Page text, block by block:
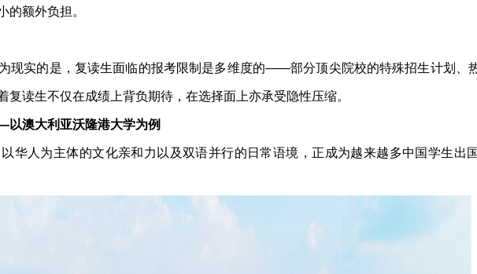
的额外负担。
现实的是，复读生面临的报考限制是多维度的——部分顶尖院校的特殊招生计划、
读生不仅在成绩上背负期待，在选择面上亦承受隐性压缩。
澳大利亚沃隆港大学为例
华人为主体的文化亲和力以及双语并行的日常语境，正成为越来越多中国学生出